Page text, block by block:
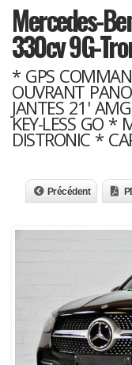
Mercedes-
330cv 9G-
* GPS
OUVRANT
JANTES 21'
KEY-LESS GO *
DISTRONIC *
Précédent